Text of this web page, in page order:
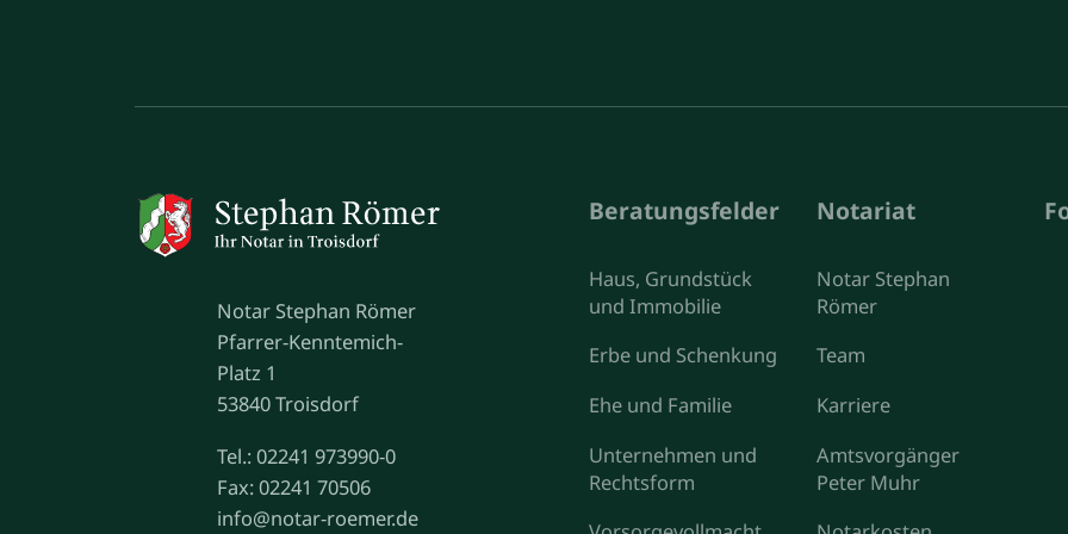
Notar Stephan Römer
Pfarrer-Kenntemich-
Platz 1
53840 Troisdorf
Tel.: 02241 973990-0
Fax: 02241 70506
info@notar-roemer.de
Beratungsfelder
Haus, Grundstück
und Immobilie
Erbe und Schenkung
Ehe und Familie
Unternehmen und
Rechtsform
Notariat
Notar Stephan
Römer
Team
Karriere
Amtsvorgänger
Peter Muhr